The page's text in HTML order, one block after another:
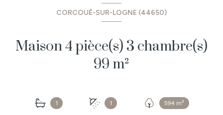
CORCOUÉ-SUR-LOGNE (44650)
Maison 4 pièce(s) 3 chambre(s)
99 m²
1 1 594 m²